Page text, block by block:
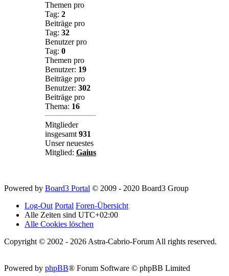
Themen pro
Tag: 2
Beiträge pro
Tag: 32
Benutzer pro
Tag: 0
Themen pro
Benutzer: 19
Beiträge pro
Benutzer: 302
Beiträge pro
Thema: 16
Mitglieder
insgesamt931
Unser neuestes
Mitglied: Gaius
Powered by Board3 Portal © 2009 - 2020 Board3 Group
Log-Out Portal Foren-Übersicht
Alle Zeiten sind UTC+02:00
Alle Cookies löschen
Copyright © 2002 - 2026 Astra-Cabrio-Forum All rights reserved.
Powered by phpBB® Forum Software © phpBB Limited